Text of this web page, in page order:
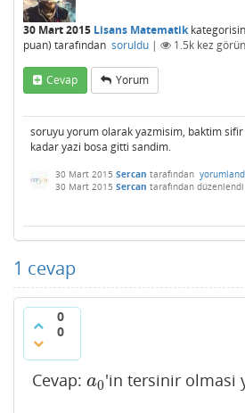
30 Mart 2015 Lisans Matematik
puan) tarafından soruldu | 1.5k kez
Cevap Yorum
soruyu yorum olarak yazmisim, baktim
kadar yazi bosa gitti sandim.
30 Mart 2015 Sercan tarafından
30 Mart 2015 Sercan tarafından düzenlendi
1 cevap
0
0
Cevap: a0
a0'in tersinir olmasi